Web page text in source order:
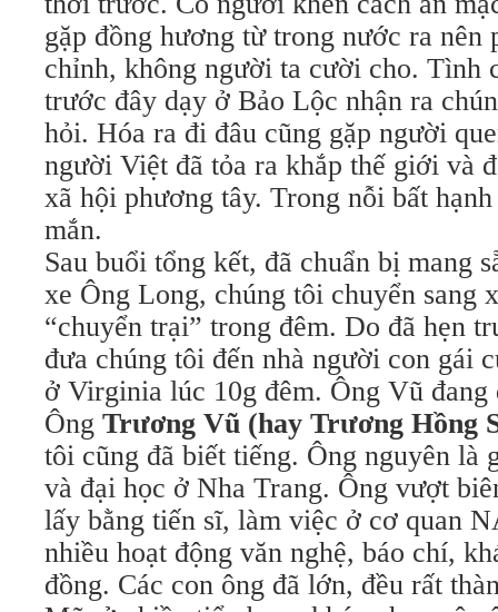
gặp đồng hương từ trong nước ra nên
chỉnh, không người ta cười cho. Tình
trước đây dạy ở Bảo Lộc nhận ra
hỏi. Hóa ra đi đâu cũng gặp người
người Việt đã tỏa ra khắp thế giới và
xã hội phương tây. Trong nỗi bất
mắn.
Sau buổi tổng kết, đã chuẩn bị mang
xe Ông Long, chúng tôi chuyển sang
“chuyển trại” trong đêm. Do đã hẹn
đưa chúng tôi đến nhà người con gái
ở Virginia lúc 10g đêm. Ông Vũ
Ông Trương Vũ (hay Trương Hồng
tôi cũng đã biết tiếng. Ông nguyên là
và đại học ở Nha Trang. Ông vượt
lấy bằng tiến sĩ, làm việc ở cơ quan
nhiều hoạt động văn nghệ, báo chí,
đồng. Các con ông đã lớn, đều rất